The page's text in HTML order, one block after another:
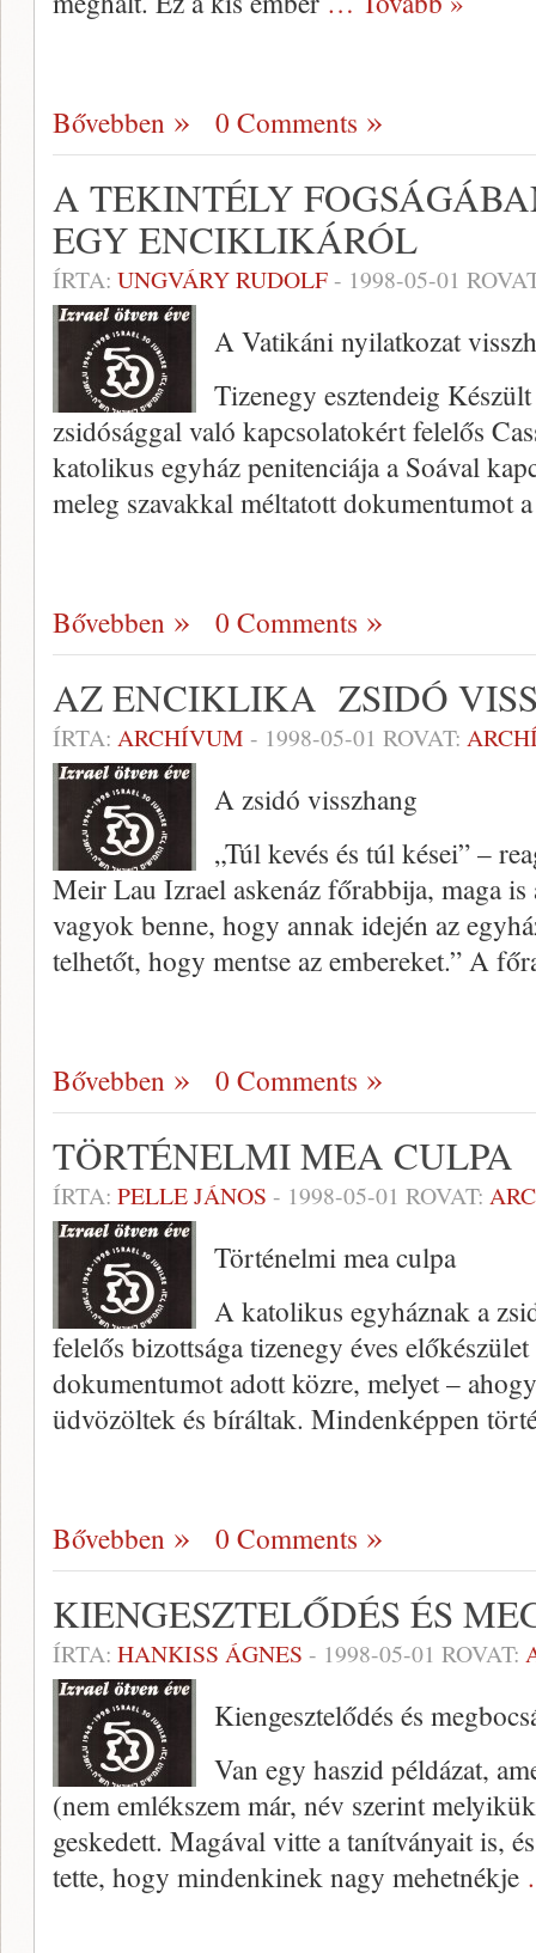
Bővebben 0 Comments
A TEKINTÉLY
EGY ENCIKLIKÁRÓL
ÍRTA: UNGVÁRY RUDOLF- 1998-05-01
A Vatikáni nyilatkozat
Tizenegy esztendeig
zsidósággal való kapcsolatokért felelős
katolikus egyház penitenciája a Soával
meleg sza­vakkal méltatott dokumentumot
Bővebben 0 Comments
AZ ENCIKLIKA ZSIDÓ
ÍRTA: ARCHÍVUM - 1998-05-01 ROVAT:
A zsidó visszhang
„Túl kevés és túl kései” –
Meir Lau Izrael askenáz főrabbija, maga
vagyok benne, hogy annak idején az
telhetőt, hogy mentse az embere­ket.” A
Bővebben 0 Comments
TÖRTÉNELMI MEA CULPA
ÍRTA: PELLE JÁNOS - 1998-05-01 ROVAT:
Történelmi mea culpa
A katolikus egyháznak a
felelős bizottsága ti­zenegy éves
dokumentumot adott közre, me­lyet –
üdvözöltek és bíráltak. Mindenképpen
Bővebben 0 Comments
KIENGESZTELŐDÉS ÉS
ÍRTA: HANKISS ÁGNES - 1998-05-01 ROVAT:
Kiengesztelődés és
Van egy haszid példázat,
(nem emlékszem már, név szerint
geskedett. Magával vitte a tanítványait is,
tette, hogy mindenkinek nagy mehetnékje